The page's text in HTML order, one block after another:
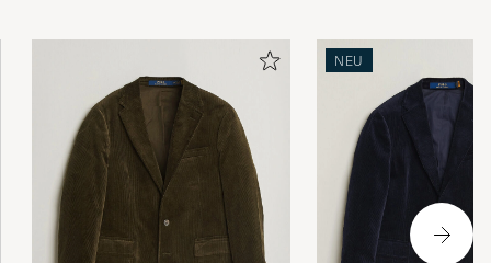
NEU